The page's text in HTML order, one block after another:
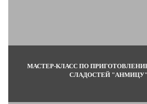
МАСТЕР-КЛАСС ПО
СЛАДОСТЕЙ "АНМИЦУ"